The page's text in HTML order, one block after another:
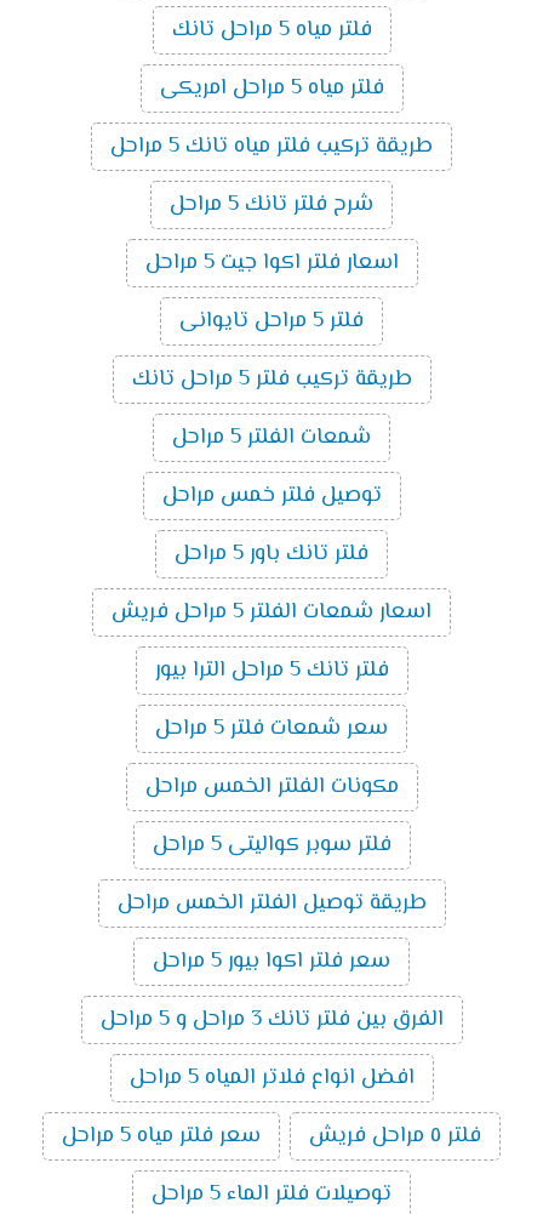
فلتر مياه 5 مراحل تانك
فلتر مياه 5 مراحل امريكى
طريقة تركيب فلتر مياه تانك 5 مراحل
شرح فلتر تانك 5 مراحل
اسعار فلتر اكوا جيت 5 مراحل
فلتر 5 مراحل تايوانى
طريقة تركيب فلتر 5 مراحل تانك
شمعات الفلتر 5 مراحل
توصيل فلتر خمس مراحل
فلتر تانك باور 5 مراحل
اسعار شمعات الفلتر 5 مراحل فريش
فلتر تانك 5 مراحل الترا بيور
سعر شمعات فلتر 5 مراحل
مكونات الفلتر الخمس مراحل
فلتر سوبر كواليتى 5 مراحل
طريقة توصيل الفلتر الخمس مراحل
سعر فلتر اكوا بيور 5 مراحل
الفرق بين فلتر تانك 3 مراحل و 5 مراحل
افضل انواع فلاتر المياه 5 مراحل
فلتر ٥ مراحل فريش
سعر فلتر مياه 5 مراحل
توصيلات فلتر الماء 5 مراحل